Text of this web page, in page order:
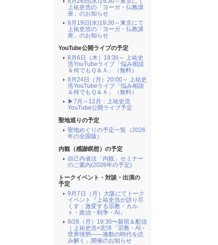
上祐史浩の「ヨーガ・仏教講
座」のお知らせ
8月19日(水)19:30～東京にて
上祐史浩の「ヨーガ・仏教講
座」のお知らせ
YouTube公開ライブの予定
8月6日（木）19:30～ 上祐史
浩YouTubeライブ「悩み相談
＆何でもＱ＆Ａ」（無料）
8月24日（月）20:00～ 上祐史
浩YouTubeライブ「悩み相談
＆何でもＱ＆Ａ」（無料）
▶7月～12月：上祐史浩
YouTube公開ライブ予定
聖地巡りの予定
聖地めぐりの予定一覧（2026
年の全国版）
内観（感謝瞑想）の予定
自己内省法「内観」セミナー
のご案内(2026年の予定)
トークイベント・対談・出演の
予定
9月7日（月）大阪にてトーク
イベント『上祐史浩が語り尽
くす：激変する宗教・カル
ト・政治・戦争・AI』
9/28（月）19:30〜新宿＆配信
｜上祐史浩×宏洋「宗教・AI・
世界情勢――激動の時代を読
み解く」開催のお知らせ